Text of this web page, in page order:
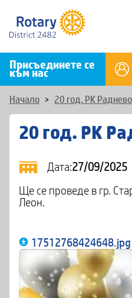
Присъединете се
към нас
Начало > 20 год. РК Раднево
20 год. РК
Дата:27/09/2025
Ще се проведе в гр.
Леон.
17512768424648.jpg